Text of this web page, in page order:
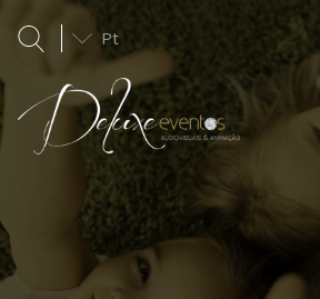
Pt